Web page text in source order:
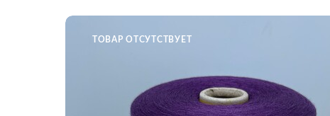
ТОВАР ОТСУТСТВУЕТ